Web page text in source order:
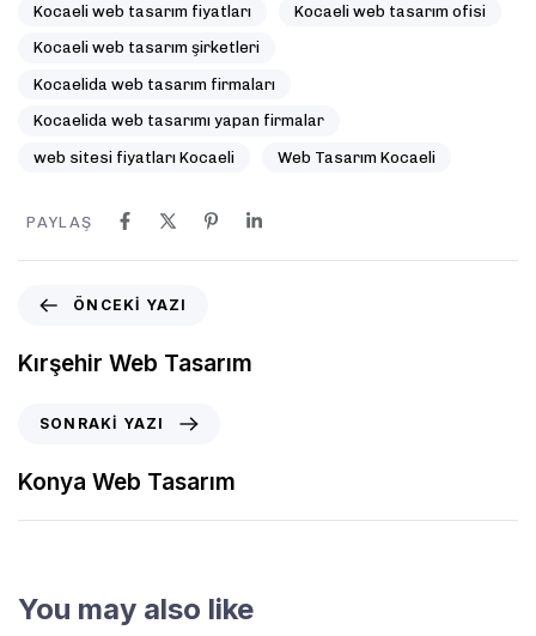
Kocaeli web tasarım fiyatları Kocaeli web tasarım ofisi
Kocaeli web tasarım şirketleri
Kocaelida web tasarım firmaları
Kocaelida web tasarımı yapan firmalar
web sitesi fiyatları Kocaeli Web Tasarım Kocaeli
PAYLAŞ
ÖNCEKI YAZI
Kırşehir Web Tasarım
SONRAKI YAZI
Konya Web Tasarım
You may also like